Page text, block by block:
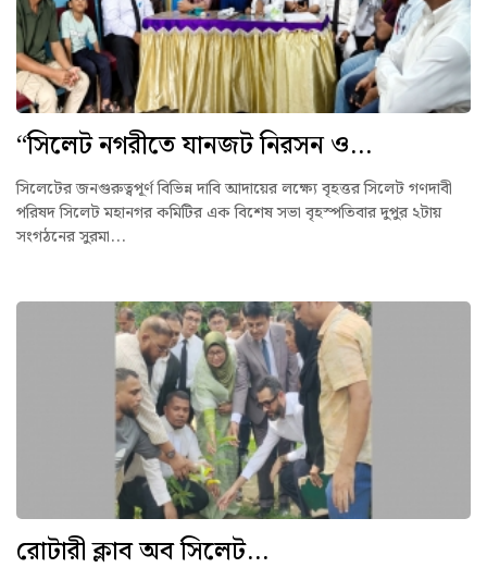
“সিলেট নগরীতে যানজট নিরসন ও...
সিলেটের জনগুরুত্বপূর্ণ বিভিন্ন দাবি আদায়ের লক্ষ্যে বৃহত্তর সিলেট গণদাবী
পরিষদ সিলেট মহানগর কমিটির এক বিশেষ সভা বৃহস্পতিবার দুপুর ২টায়
সংগঠনের সুরমা...
রোটারী ক্লাব অব সিলেট...